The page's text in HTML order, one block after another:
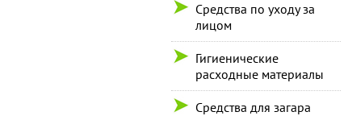
Средства по уходу за
лицом
Гигиенические
расходные материалы
Средства для загара